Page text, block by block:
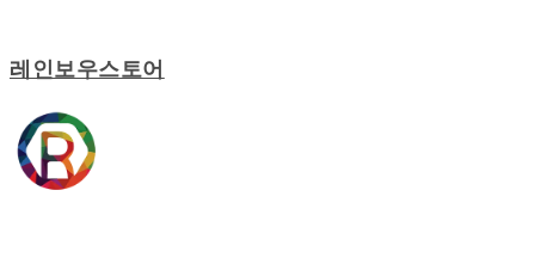
레인보우스토어